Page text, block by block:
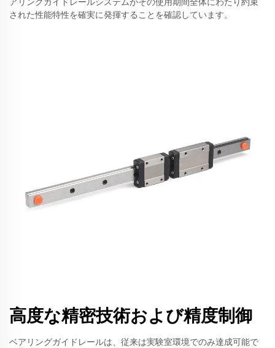
された性能特性を確実に発揮することを確認しています。
高度な精密技術および精度制御
ベアリングガイドレールは、従来は実験室環境でのみ達成可能で